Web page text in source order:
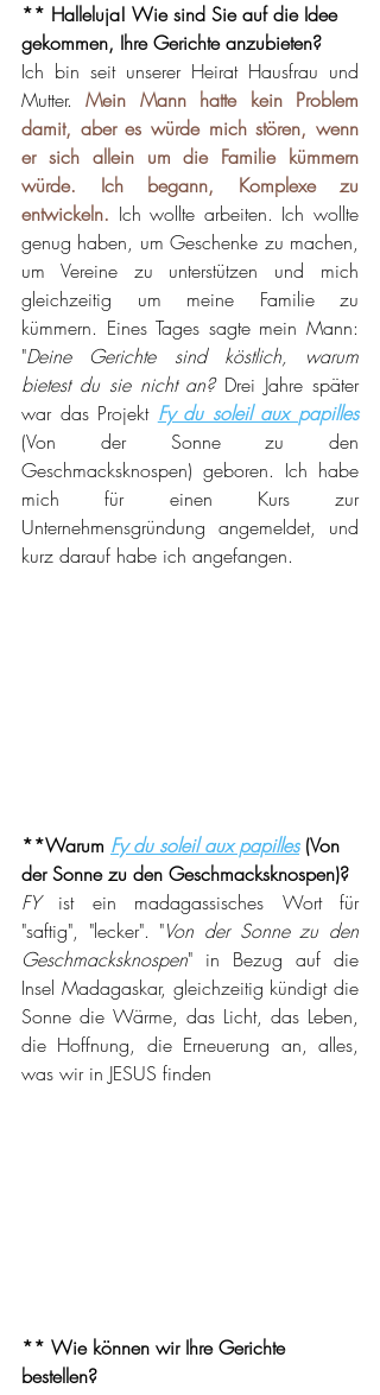
** Halleluja! Wie sind Sie auf die Idee
gekommen, Ihre Gerichte anzubieten?
Ich bin seit unserer Heirat Hausfrau und
Mutter. Mein Mann hatte kein Problem
damit, aber es würde mich stören, wenn
er sich allein um die Familie kümmern
würde. Ich begann, Komplexe zu
entwickeln. Ich wollte arbeiten. Ich wollte
genug haben, um Geschenke zu machen,
um Vereine zu unterstützen und mich
gleichzeitig um meine Familie zu
kümmern. Eines Tages sagte mein Mann:
"Deine Gerichte sind köstlich, warum
bietest du sie nicht an? Drei Jahre später
war das Projekt Fy du soleil aux
papilles
(Von der Sonne zu den
Geschmacksknospen) geboren. Ich habe
mich für einen Kurs zur
Unternehmensgründung angemeldet, und
kurz darauf habe ich angefangen.
**Warum Fy du soleil aux papilles (Von
der Sonne zu den Geschmacksknospen)?
FY ist ein madagassisches Wort für
"saftig", "lecker". "Von der Sonne zu den
Geschmacksknospen" in Bezug auf die
Insel Madagaskar, gleichzeitig kündigt die
Sonne die Wärme, das Licht, das Leben,
die Hoffnung, die Erneuerung an, alles,
was wir in JESUS finden
** Wie können wir Ihre Gerichte
bestellen?